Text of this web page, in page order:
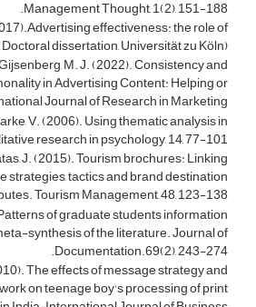
Management Thought, 1(2), 151-188.
effectiveness: the role of
dissertation, Universität zu Köln).
Gijsenberg, M. J. (2022). Consistency and
in Advertising Content: Helping or
Journal of Research in Marketing.
V. (2006). Using thematic analysis in
research in psychology, 14, 77-101.
J. (2015). Tourism brochures: Linking
strategies, tactics and brand destination
Tourism Management, 48, 123-138.
of graduate students information
synthesis of the literature. Journal of
Documentation.69(2), 243-274.
The effects of message strategy and
on teenage boy's processing of print